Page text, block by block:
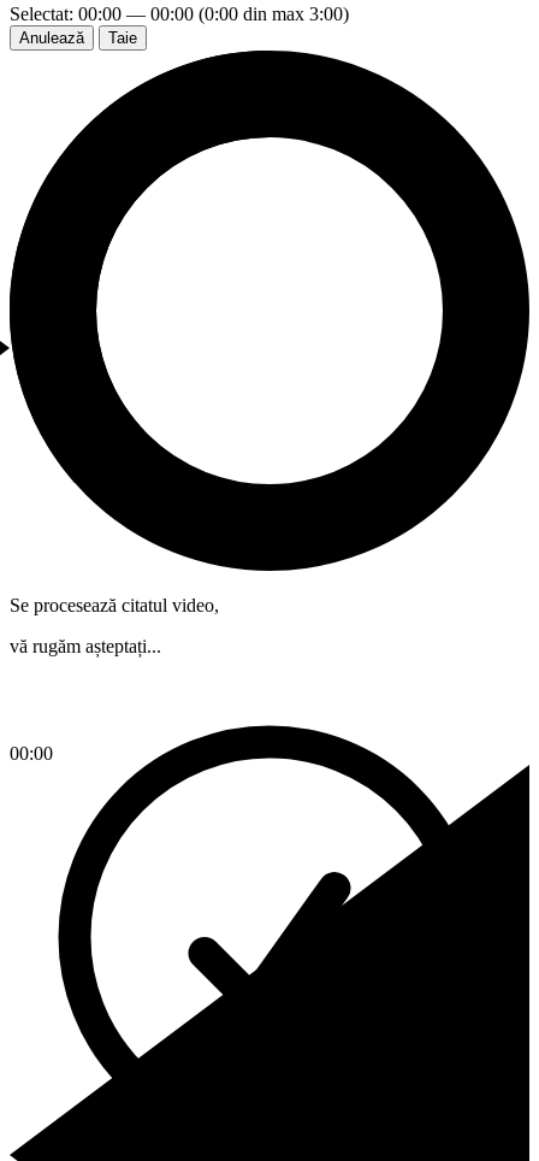
00:00
Selectat: 00:00 — 00:00 (0:00 din max 3:00)
Anulează Taie
Se procesează citatul video,
vă rugăm așteptați...